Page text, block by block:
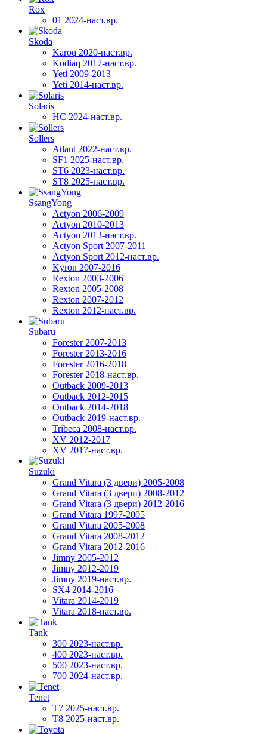
Rox
01 2024-наст.вр.
Skoda
Karoq 2020-наст.вр.
Kodiaq 2017-наст.вр.
Yeti 2009-2013
Yeti 2014-наст.вр.
Solaris
HC 2024-наст.вр.
Sollers
Atlant 2022-наст.вр.
SF1 2025-наст.вр.
ST6 2023-наст.вр.
ST8 2025-наст.вр.
SsangYong
Actyon 2006-2009
Actyon 2010-2013
Actyon 2013-наст.вр.
Actyon Sport 2007-2011
Actyon Sport 2012-наст.вр.
Kyron 2007-2016
Rexton 2003-2006
Rexton 2005-2008
Rexton 2007-2012
Rexton 2012-наст.вр.
Subaru
Forester 2007-2013
Forester 2013-2016
Forester 2016-2018
Forester 2018-наст.вр.
Outback 2009-2013
Outback 2012-2015
Outback 2014-2018
Outback 2019-наст.вр.
Tribeca 2008-наст.вр.
XV 2012-2017
XV 2017-наст.вр.
Suzuki
Grand Vitara (3 двери) 2005-2008
Grand Vitara (3 двери) 2008-2012
Grand Vitara (3 двери) 2012-2016
Grand Vitara 1997-2005
Grand Vitara 2005-2008
Grand Vitara 2008-2012
Grand Vitara 2012-2016
Jimny 2005-2012
Jimny 2012-2019
Jimny 2019-наст.вр.
SX4 2014-2016
Vitara 2014-2019
Vitara 2018-наст.вр.
Tank
300 2023-наст.вр.
400 2023-наст.вр.
500 2023-наст.вр.
700 2024-наст.вр.
Tenet
T7 2025-наст.вр.
T8 2025-наст.вр.